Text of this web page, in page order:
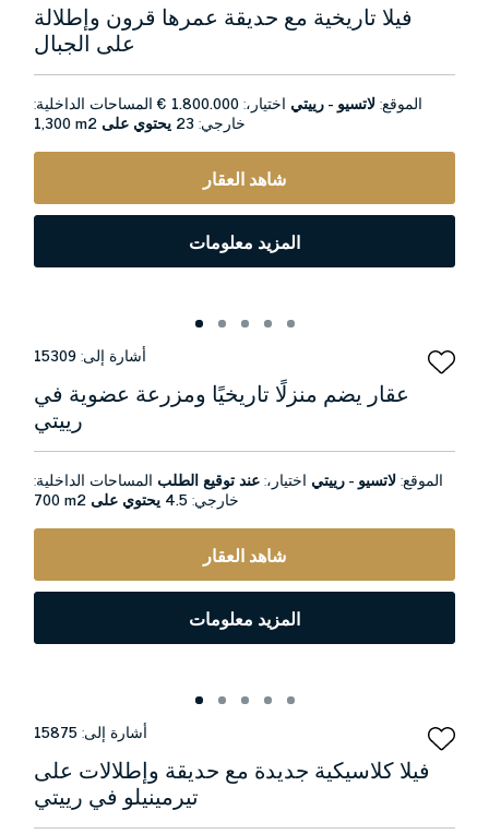
فيلا تاريخية مع حديقة عمرها قرون وإطلالة
على الجبال
الموقع:لاتسيو - رييتي اختيار،:1.800.000 € المساحات الداخلية:
1,300 m2 خارجي:23 يحتوي على
شاهد العقار
المزيد معلومات
أشارة إلى:15309
عقار يضم منزلًا تاريخيًا ومزرعة عضوية في
رييتي
الموقع:لاتسيو - رييتي اختيار،:عند توقيع الطلب المساحات الداخلية:
700 m2 خارجي:4.5 يحتوي على
شاهد العقار
المزيد معلومات
أشارة إلى:15875
فيلا كلاسيكية جديدة مع حديقة وإطلالات على
تيرمينيلو في رييتي